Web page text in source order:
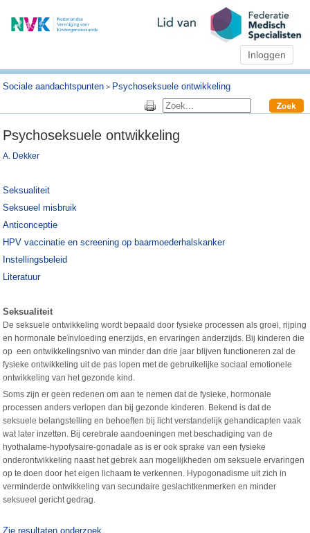
Inloggen
Sociale aandachtspunten > Psychoseksuele ontwikkeling
Psychoseksuele ontwikkeling
A. Dekker
Seksualiteit
Seksueel misbruik
Anticonceptie
HPV vaccinatie en screening op baarmoederhalskanker
Instellingsbeleid
Literatuur
Seksualiteit
De seksuele ontwikkeling wordt bepaald door fysieke processen als groei, rijping
en hormonale beïnvloeding enerzijds, en ervaringen anderzijds. Bij kinderen die
op een ontwikkelingsnivo van minder dan drie jaar blijven functioneren zal de
fysieke ontwikkeling uit de pas lopen met de gebruikelijke sociaal emotionele
ontwikkeling van het gezonde kind.
Soms zijn er geen redenen om aan te nemen dat de fysieke, hormonale
processen anders verlopen dan bij gezonde kinderen. Bekend is dat de
seksuele belangstelling en behoeften bij licht verstandelijk gehandicapten vaak
wat later inzetten. Bij cerebrale aandoeningen met beschadiging van de
hyothalame-hypofysaire-gonadale as is er ook sprake van een fysieke
onderontwikkeling naast het gebrek aan mogelijkheden om seksuele ervaringen
op te doen door het eigen lichaam te verkennen. Hypogonadisme uit zich in
verminderde ontwikkeling van secundaire geslachtkenmerken en minder
seksueel gericht gedrag.
Zie resultaten onderzoek.